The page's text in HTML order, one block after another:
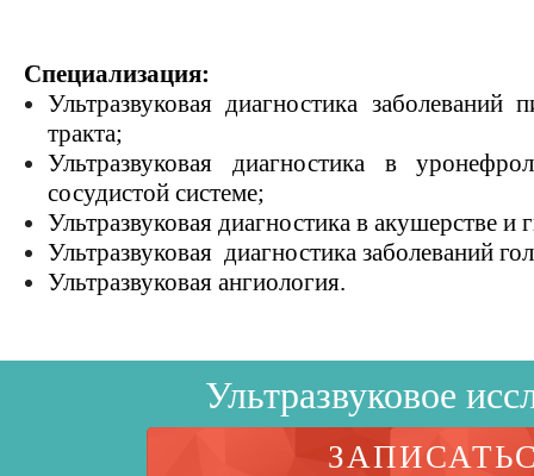
Специализация:
Ультразвуковая диагностика заболеваний
тракта;
Ультразвуковая диагностика в
сосудистой системе;
Ультразвуковая диагностика в акушерстве и
Ультразвуковая диагностика заболеваний
Ультразвуковая ангиология.
Ультразвуковое